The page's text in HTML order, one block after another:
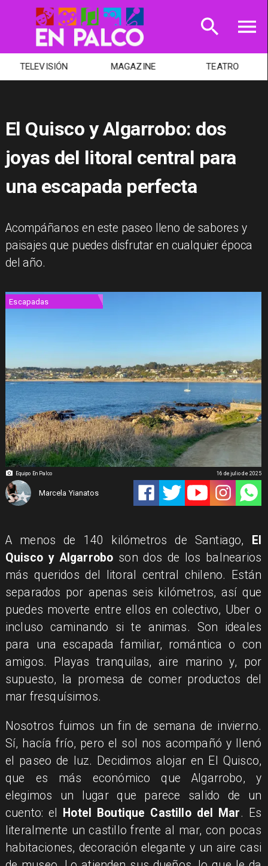
TELEVISIÓN MAGAZINE TEATRO
El Quisco y Algarrobo: dos
joyas del litoral central para
una escapada perfecta
Acompáñanos en este paseo lleno de sabores y
paisajes que puedes disfrutar en cualquier época
del año.
Equipo En Palco
Escapadas
Marcela Yianatos
16 de julio de 2025
​A menos de 140 kilómetros de Santiago,
El
Quisco y Algarrobo son dos de los balnearios
más queridos del litoral central chileno. Están
separados por apenas seis kilómetros, así que
puedes moverte entre ellos en colectivo, Uber o
incluso caminando si te animas. Son ideales
para una escapada familiar, romántica o con
amigos. Playas tranquilas, aire marino y, por
supuesto, la promesa de comer productos del
mar fresquísimos.
Nosotros fuimos un fin de semana de invierno.
Sí, hacía frío, pero el sol nos acompañó y llenó
el paseo de luz. Decidimos alojar en El Quisco,
que es más económico que Algarrobo, y
elegimos un lugar que parece salido de un
cuento: el
Hotel Boutique Castillo del Mar. Es
literalmente un castillo frente al mar, con pocas
habitaciones, decoración elegante y un aire casi